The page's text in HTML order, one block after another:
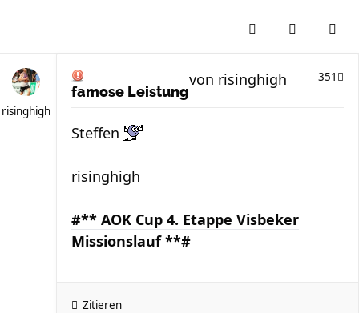
risinghigh
famose Leistung
351
von risinghigh
Steffen
risinghigh
#** AOK Cup 4. Etappe Visbeker
Missionslauf **#
Zitieren